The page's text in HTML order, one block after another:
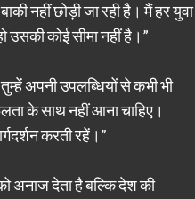
नहीं छोड़ी जा रही है। मैं हर युवा
कोई सीमा नहीं है।”
अपनी उपलब्धियों से कभी भी
के साथ नहीं आना चाहिए।
करती रहें।”
अनाज देता है बल्कि देश की